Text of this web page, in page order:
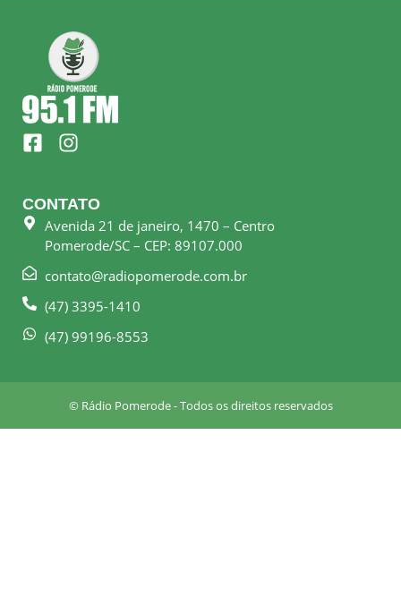
F
a
e
b
o
k
s
q
a
I
n
t
a
g
r
a
m
CONTATO
Avenida 21 de janeiro, 1470 – Centro
Pomerode/SC – CEP: 89107.000
contato@radiopomerode.com.br
(47) 3395-1410
(47) 99196-8553
© Rádio Pomerode - Todos os direitos reservados